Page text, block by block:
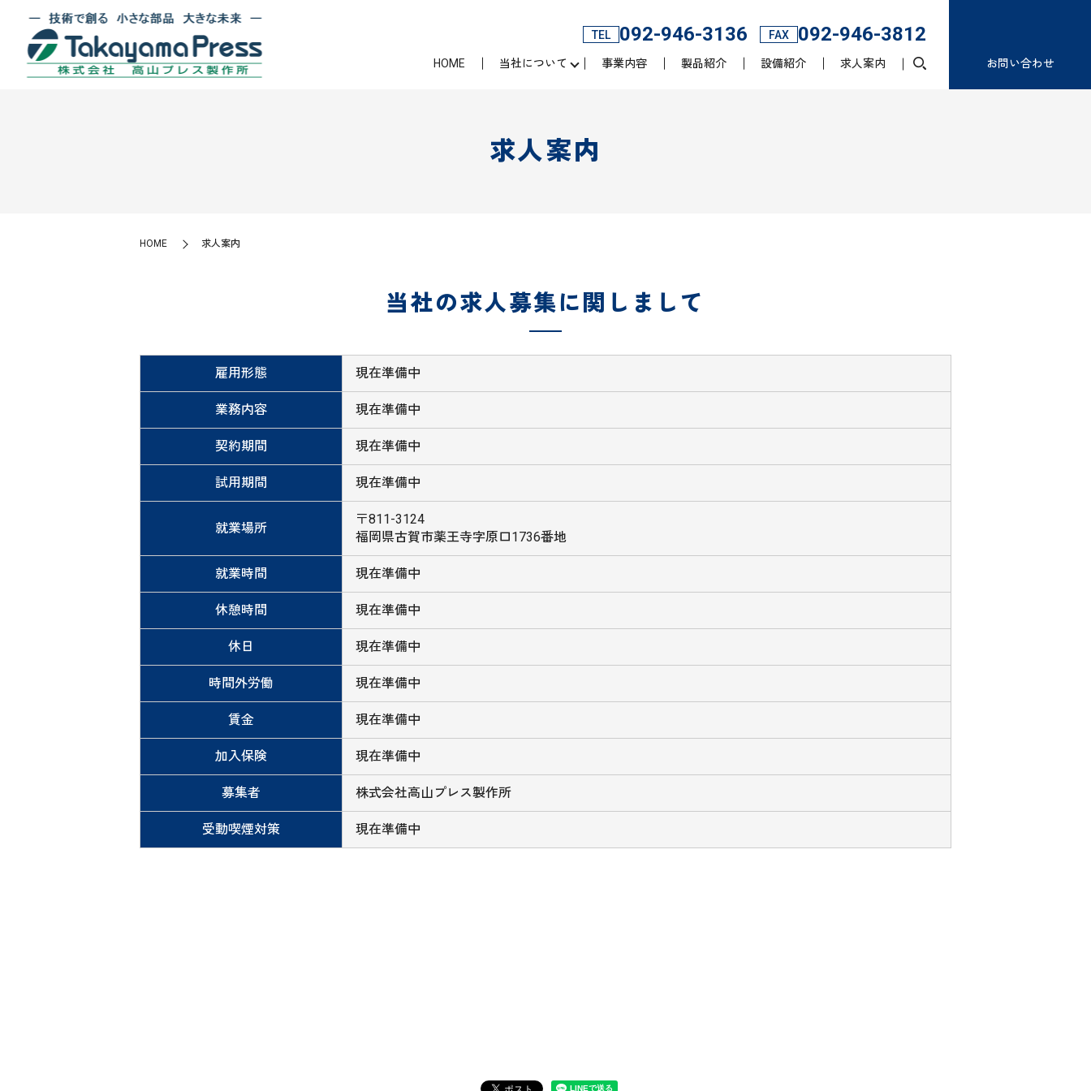
HOME 当社について 事業内容 製品紹介 設備紹介 求人案内 お問い合わせ
TEL 092-946-3136 FAX 092-946-3812
求人案内
HOME 求人案内
当社の求人募集に関しまして
雇用形態 現在準備中
業務内容 現在準備中
契約期間 現在準備中
試用期間 現在準備中
就業場所
〒811-3124
福岡県古賀市薬王寺字原口1736番地
就業時間 現在準備中
休憩時間 現在準備中
休日 現在準備中
時間外労働 現在準備中
賃金 現在準備中
加入保険 現在準備中
募集者 株式会社高山プレス製作所
受動喫煙対策 現在準備中